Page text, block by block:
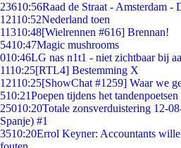
23610:56Raad de Straat - Amsterdam -
12110:52Nederland toen
11310:48[Wielrennen #616] Brennan!
5410:47Magic mushrooms
010:46LG nas n1t1 - niet zichtbaar bij
1110:25[RTL4] Bestemming X
12110:25[ShowChat #1259] Waar we
510:21Poepen tijdens het tandenpoetsen
25010:20Totale zonsverduistering 12-
Spanje) #1
3510:20Errol Keyner: Accountants